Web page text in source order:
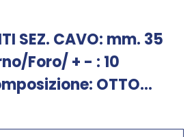
SEZ. CAVO: mm. 35
Foro/ + - : 10
OTTO...